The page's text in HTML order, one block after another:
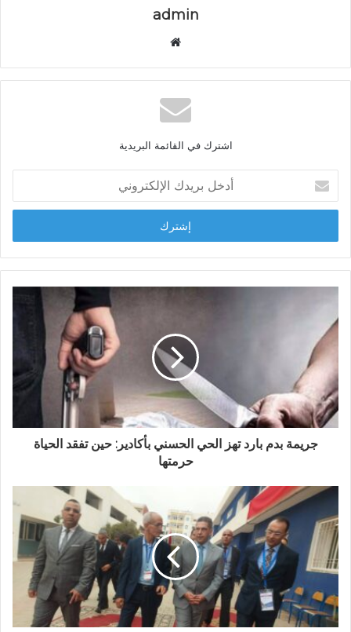
admin
ق
ع
ا
ي
ب
اشترك في القائمة البريدية
خ
ب
ر
ا
ل
ك
ت
جريمة بدم بارد تهز الحي الحسني بأكادير: حين تفقد الحياة
حرمتها